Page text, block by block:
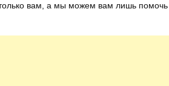
вам, а мы можем вам лишь помочь